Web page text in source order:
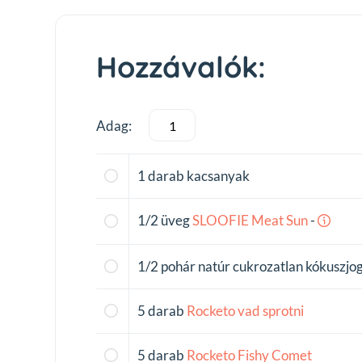
Hozzávalók:
Adag:
1darab kacsanyak
1/2 üvegSLOOFIE MeatSun-
1/2 pohár natúr cukrozatlan
5darab Rocketovadsprotni
5darab RocketoFishyComet